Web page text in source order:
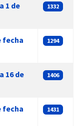
1 de
1332
fecha
1294
16 de
1406
fecha
1431